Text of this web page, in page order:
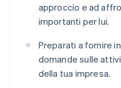
approccio e ad
importanti per lui.
Preparati a fornire
domande sulle
della tua impresa.